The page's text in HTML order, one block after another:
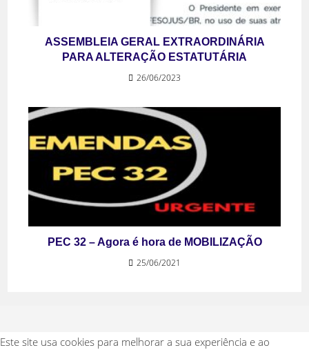
ASSEMBLEIA GERAL EXTRAORDINÁRIA
PARA ALTERAÇÃO ESTATUTÁRIA
26/06/2023
PEC 32 – Agora é hora de MOBILIZAÇÃO
25/06/2021
Este site usa cookies para melhorar a sua experiência e ao